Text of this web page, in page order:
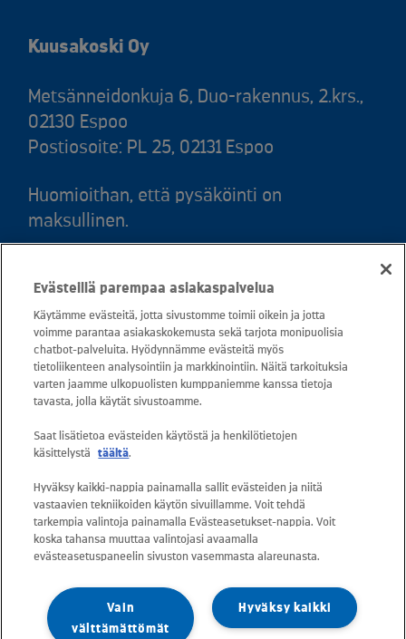
Kuusakoski Oy
Metsänneidonkuja 6, Duo-rakennus, 2.krs.,
02130 Espoo
Postiosoite: PL 25, 02131 Espoo
Huomioithan, että pysäköinti on
maksullinen.
snt/puhelu + 16,69 snt/min)
Asiakaspalvelu: 0800 30880
avoinna arkisin ma - pe klo 8-16
sähköposti:
etunimi.sukunimi@kuusakoski.com, ellei
yhteystiedoissa toisin mainita.
Tietosuoja Kuusakoskella
Tietoturvapolitiikka
Evästeillä parempaa asiakaspalvelua
Käytämme evästeitä, jotta sivustomme toimii oikein ja jotta
voimme parantaa asiakaskokemusta sekä tarjota monipuolisia
chatbot-palveluita. Hyödynnämme evästeitä myös
tietoliikenteen analysointiin ja markkinointiin. Näitä tarkoituksia
varten jaamme ulkopuolisten kumppaniemme kanssa tietoja
tavasta, jolla käytät sivustoamme.
Saat lisätietoa evästeiden käytöstä ja henkilötietojen
käsittelystä
täältä.
Hyväksy kaikki-nappia painamalla sallit evästeiden ja niitä
vastaavien tekniikoiden käytön sivuillamme. Voit tehdä
tarkempia valintoja painamalla Evästeasetukset-nappia. Voit
koska tahansa muuttaa valintojasi avaamalla
evästeasetuspaneelin sivuston vasemmasta alareunasta.
Hyväksy kaikki
Vain
välttämättömät